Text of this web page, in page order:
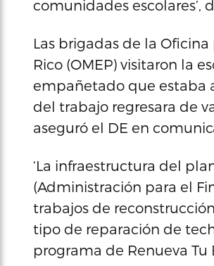
comunidades escolares’,
Las brigadas de la
Rico (OMEP) visitaron la
empañetado que estaba
del trabajo regresara de
aseguró el DE en
‘La infraestructura del
(Administración para el
trabajos de
tipo de reparación de
programa de Renueva Tu